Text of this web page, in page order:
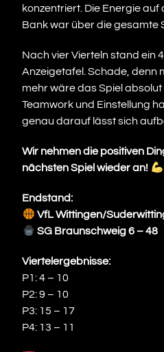
konzentriert. Die Energie
Bank war über die gesamte
Nach vier Vierteln stand ein
Anzeigetafel. Schade, denn
mehr wäre das Spiel
Teamwork und Einstellung
genau darauf lässt sich
Wir nehmen die positiven
nächsten Spiel wieder an!
Endstand:
VfL Wittingen/
SG Braunschweig 6 – 48
Viertelergebnisse:
P1: 4 – 10
P2: 9 – 10
P3: 15 – 17
P4: 13 – 11